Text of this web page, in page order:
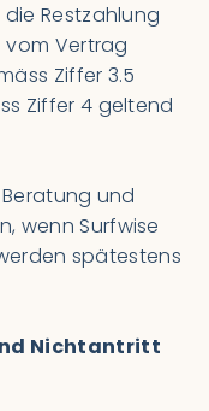
Restzahlung
vom Vertrag
Ziffer 3.5
Ziffer 4 geltend
und
wenn Surfwise
spätestens
Nichtantritt